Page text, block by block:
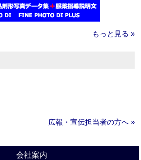
もっと見る »
広報・宣伝担当者の方へ »
会社案内